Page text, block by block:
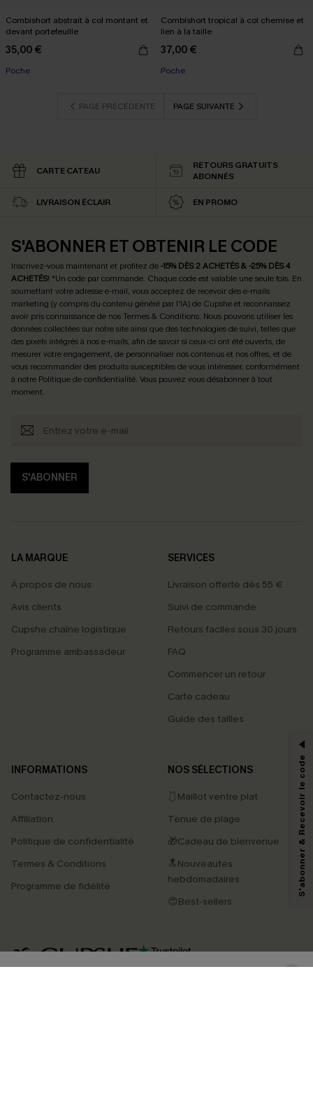
Combishort abstrait à col montant et
devant portefeuille
35,00 €
Poche
Combishort tropical à col chemise et
lien à la taille
37,00 €
Poche
PAGE PRÉCÉDENTE PAGE SUIVANTE
CARTE CATEAU
RETOURS GRATUITS
ABONNÉS
LIVRAISON ÉCLAIR EN PROMO
S'ABONNER ET OBTENIR LE CODE
Inscrivez-vous maintenant et profitez de -15% DÈS 2 ACHETÉS & -25% DÈS 4
ACHETÉS! *Un code par commande. Chaque code est valable une seule fois. En
soumettant votre adresse e-mail, vous acceptez de recevoir des e-mails
marketing (y compris du contenu généré par l'IA) de Cupshe et reconnaissez
avoir pris connaissance de nosTermes & Conditions. Nous pouvons utiliser les
données collectées sur notre site ainsi que des technologies de suivi, telles que
des pixels intégrés à nos e-mails, afin de savoir si ceux-ci ont été ouverts, de
mesurer votre engagement, de personnaliser nos contenus et nos offres, et de
vous recommander des produits susceptibles de vous intéresser, conformément
à notre Politique de confidentialité. Vous pouvez vous désabonner à tout
moment.
S'ABONNER
LA MARQUE
À propos de nous
Avis clients
Cupshe chaîne logistique
Programme ambassadeur
SERVICES
Livraison offerte dès 55 €
Suivi de commande
Retours faciles sous 30 jours
FAQ
Commencer un retour
Carte cadeau
Guide des tailles
INFORMATIONS
Contactez-nous
Affiliation
Politique de confidentialité
Termes & Conditions
Programme de fidélité
NOS SÉLECTIONS
🩱Maillot ventre plat
Tenue de plage
🎁Cadeau de bienvenue
🔝Nouveautés
hebdomadaires
😍Best-sellers
4.4
PROFITEZ DE -15%
marketing (y compris du contenu généré par l'IA) de Cupshe et
pouvons utiliser les données collectées sur notre site ainsi que des
savoir si ceux-ci ont été ouverts, de mesurer votre engagement, de
personnaliser nos contenus et nos offres, et de vous recommander des
produits susceptibles de vous intéresser, conformément à notre
Politique de
. Vous pouvez vous désabonner à tout moment.
S'abonner & Recevoir le code